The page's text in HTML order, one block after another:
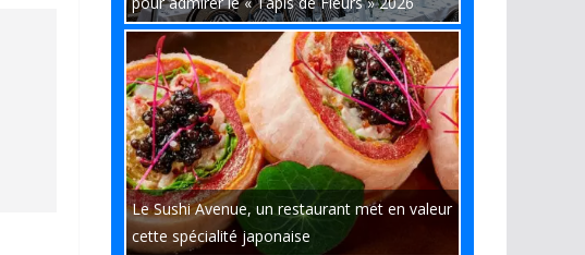
Le Sushi Avenue, un restaurant met en valeur
cette spécialité japonaise